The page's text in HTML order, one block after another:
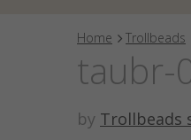
Home Trollbeads
taubr-
by Trollbeads